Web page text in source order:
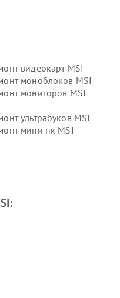
видеокарт MSI
моноблоков MSI
мониторов MSI
ультрабуков MSI
мини пк MSI